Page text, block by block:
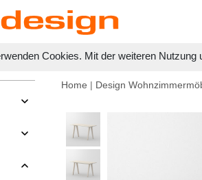
Cookies. Mit der weiteren
Home | Design